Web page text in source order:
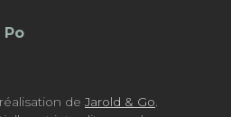
de Jarold & Go.